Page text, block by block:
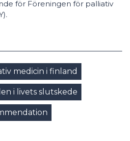
för Föreningen för palliativ
medicin i finland
i livets slutskede